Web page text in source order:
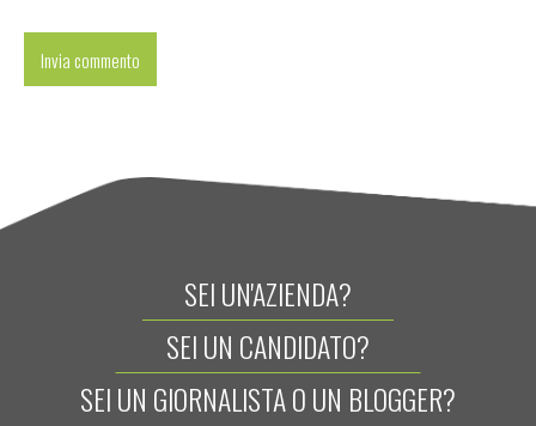
SEI UN'AZIENDA?
SEI UN CANDIDATO?
SEI UN GIORNALISTA O UN BLOGGER?